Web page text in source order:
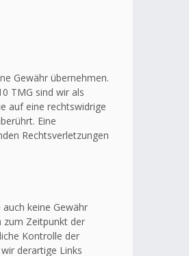
Gewähr übernehmen.
TMG sind wir als
auf eine rechtswidrige
Eine
Rechtsverletzungen
keine Gewähr
zum Zeitpunkt der
Kontrolle der
derartige Links